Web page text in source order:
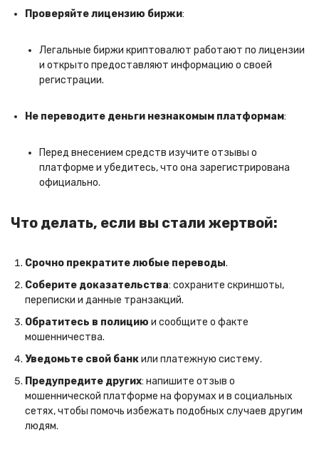
Проверяйте лицензию биржи:
Легальные биржи криптовалют работают по лицензии
и открыто предоставляют информацию о своей
регистрации.
Не переводите деньги незнакомым платформам:
Перед внесением средств изучите отзывы о
платформе и убедитесь, что она зарегистрирована
официально.
Что делать, если вы стали жертвой:
Срочно прекратите любые переводы.
Соберите доказательства: сохраните скриншоты,
переписки и данные транзакций.
Обратитесь в полицию и сообщите о факте
мошенничества.
Уведомьте свой банкили платежную систему.
Предупредите других: напишите отзыв о
мошеннической платформе на форумах и в социальных
сетях, чтобы помочь избежать подобных случаев другим
людям.